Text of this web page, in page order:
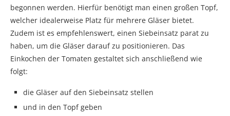
begonnen werden. Hierfür benötigt man einen großen Topf,
welcher idealerweise Platz für mehrere Gläser bietet.
Zudem ist es empfehlenswert, einen Siebeinsatz parat zu
haben, um die Gläser darauf zu positionieren. Das
Einkochen der Tomaten gestaltet sich anschließend wie
folgt:
die Gläser auf den Siebeinsatz stellen
und in den Topf geben